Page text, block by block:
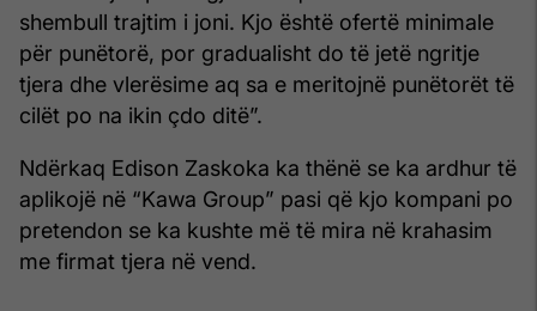
shembull trajtim i joni. Kjo është ofertë minimale
për punëtorë, por gradualisht do të jetë ngritje
tjera dhe vlerësime aq sa e meritojnë punëtorët të
cilët po na ikin çdo ditë”.
Ndërkaq Edison Zaskoka ka thënë se ka ardhur të
aplikojë në “Kawa Group” pasi që kjo kompani po
pretendon se ka kushte më të mira në krahasim
me firmat tjera në vend.